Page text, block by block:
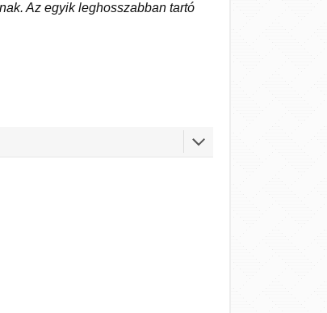
Az egyik leghosszabban tartó